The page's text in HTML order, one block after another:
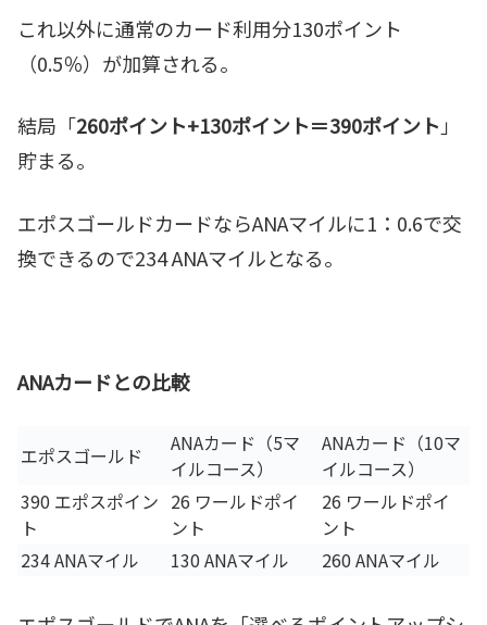
これ以外に通常のカード利用分130ポイント
（0.5％）が加算される。
結局「260ポイント+130ポイント＝390ポイント」
貯まる。
エポスゴールドカードならANAマイルに1：0.6で交
換できるので234 ANAマイルとなる。
ANAカードとの比較
エポスゴールド
ANAカード（5マ
イルコース）
ANAカード（10マ
イルコース）
390 エポスポイン
ト
26 ワールドポイ
ント
26 ワールドポイ
ント
234 ANAマイル
130 ANAマイル 260 ANAマイル